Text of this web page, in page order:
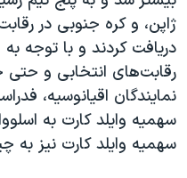
ژاپن، و کره جنوبی در
دریافت کردند و‌ با توجه
رقابت‌های انتخابی و حتی
نمایندگان اقیانوسیه،
سهمیه وایلد کارت به
سهمیه وایلد کارت نیز به